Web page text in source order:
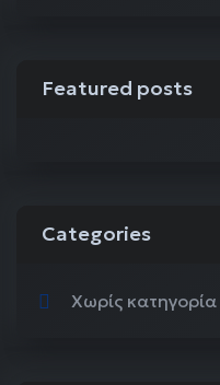
Featured posts
Categories
Χωρίς κατηγορία